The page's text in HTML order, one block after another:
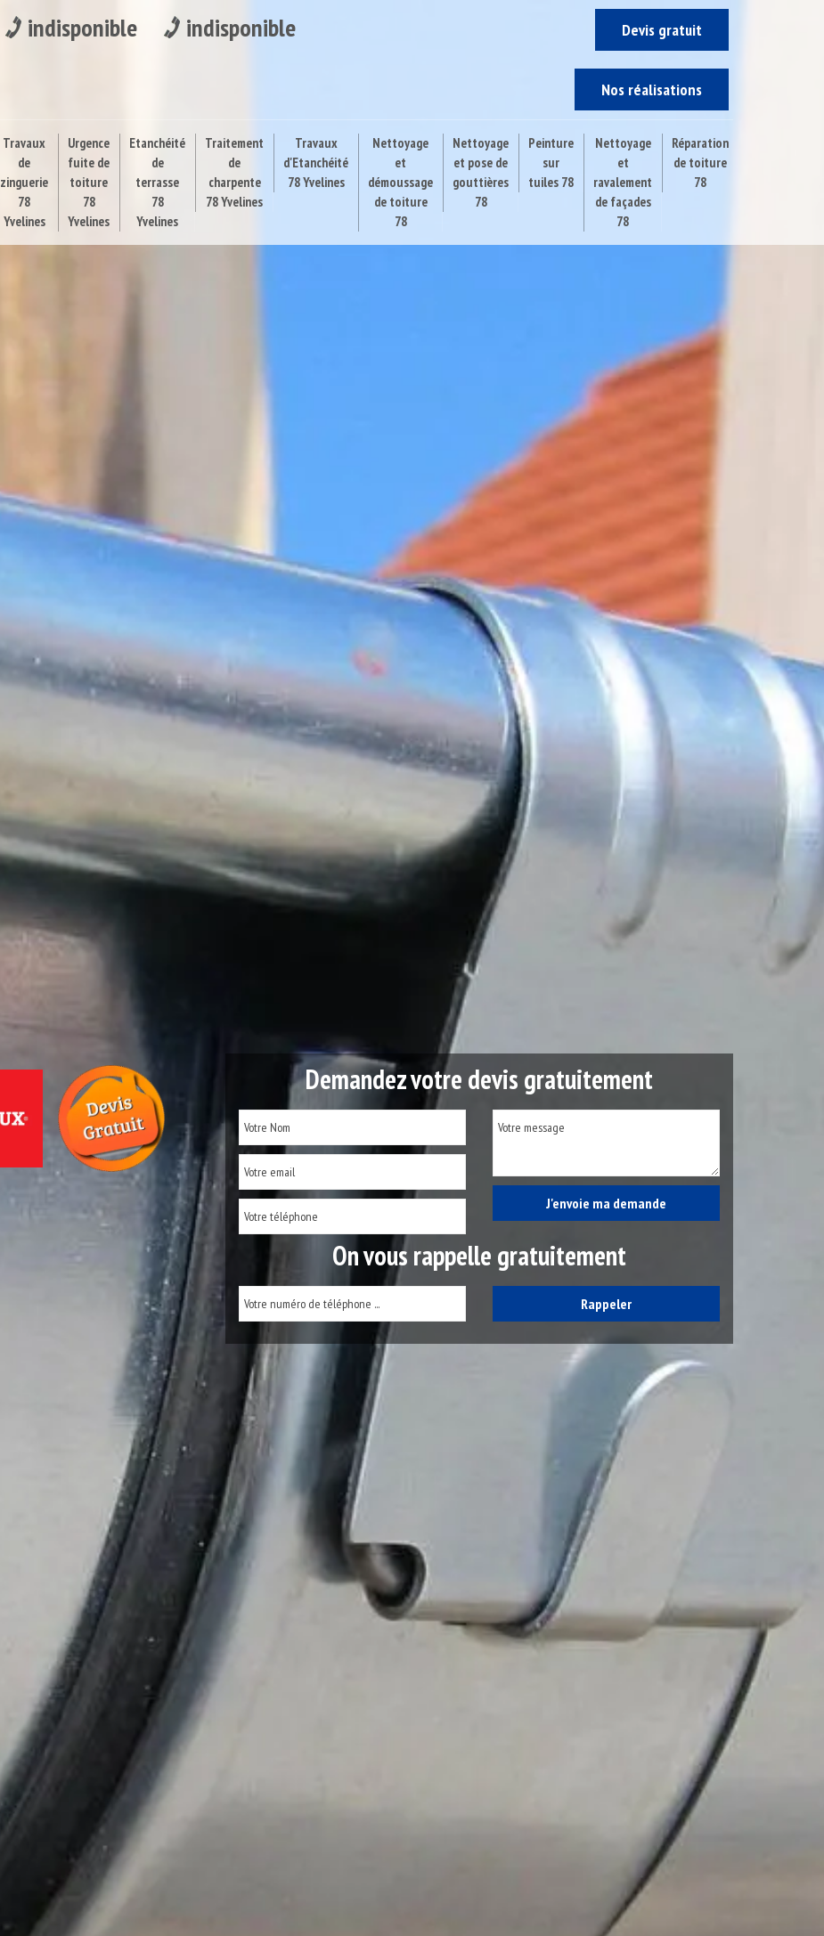
indisponible indisponible Devis gratuit
Nos réalisations
Travaux
de
zinguerie
78
Yvelines
Urgence
fuite de
toiture
78
Yvelines
Etanchéité
de
terrasse
78
Yvelines
Traitement
de
charpente
78 Yvelines
Travaux
d'Etanchéité
78 Yvelines
Nettoyage
et
démoussage
de toiture
78
Nettoyage
et pose de
gouttières
78
Peinture
sur
tuiles 78
Nettoyage
et
ravalement
de façades
78
Réparation
de toiture
78
Demandez votre devis gratuitement
On vous rappelle gratuitement